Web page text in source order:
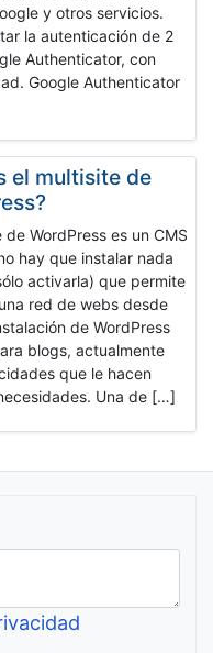
y otros servicios.
la autenticación de 2
Authenticator, con
Google Authenticator
el multisite de
de WordPress es un CMS
hay que instalar nada
activarla) que permite
red de webs desde
de WordPress
blogs, actualmente
que le hacen
Una de […]